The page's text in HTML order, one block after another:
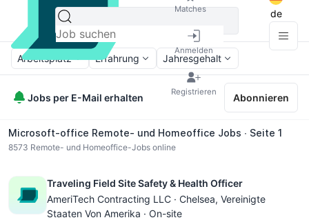
Matches
Anmelden
Registrieren
de
Arbeitsplatz Erfahrung Jahresgehalt
Jobs per E-Mail erhalten Abonnieren
Microsoft-office Remote- und Homeoffice Jobs ∙ Seite 1
8573 Remote- und Homeoffice-Jobs online
Traveling Field Site Safety & Health Officer
AmeriTech Contracting LLC · Chelsea, Vereinigte
Staaten Von Amerika · On-site